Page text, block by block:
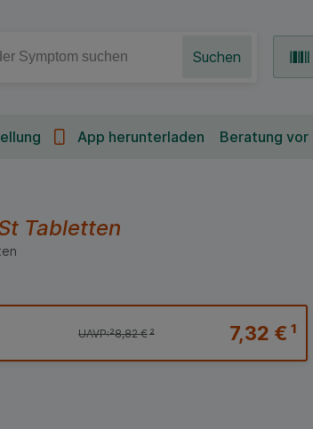
Suchen
App herunterladen Beratung vor
Tabletten
7,32 €¹
UAVP:²8,82 €²